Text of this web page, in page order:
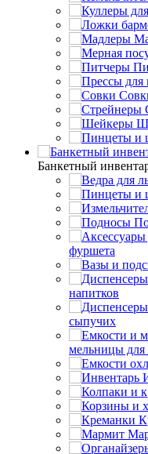
Банкетный
фуршета
напитков
сыпучих
мельницы для